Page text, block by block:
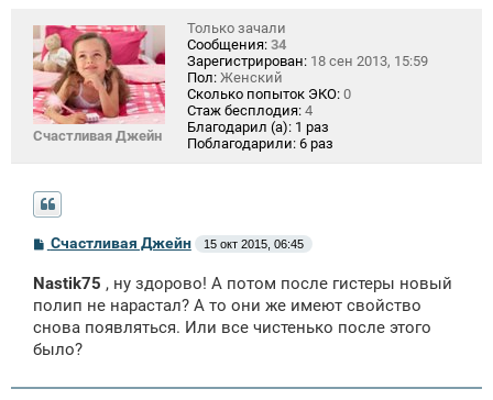
Счастливая Джейн
Только зачали
Сообщения: 34
Зарегистрирован: 18 сен 2013, 15:59
Пол: Женский
Сколько попыток ЭКО: 0
Стаж бесплодия: 4
Благодарил (а): 1 раз
Поблагодарили: 6 раз
С
б
щ
н
и
Счастливая Джейн 15 окт 2015, 06:45
Nastik75 , ну здорово! А потом после гистеры новый
полип не нарастал? А то они же имеют свойство
снова появляться. Или все чистенько после этого
было?